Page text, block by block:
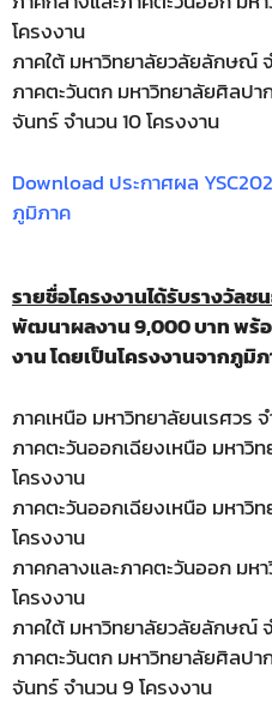
โครงงาน
ภาคใต้ มหาวิทยาลัยวลัยลักษณ์ จ
ภาคตะวันตก มหาวิทยาลัยศิลปา
จันทร์ จำนวน 10 โครงงาน
Download ประกาศผล
ภูมิภาค
รายชื่อโครงงานได้รับรางวัลช
พัฒนาผลงาน9,000บาท พร้
งานโดยเป็นโครงงานจากภูมิ
ภาคเหนือ มหาวิทยาลัยนเรศวร
ภาคตะวันออกเฉียงเหนือ มหาวิ
โครงงาน
ภาคตะวันออกเฉียงเหนือ มหาวิ
โครงงาน
ภาคกลางและภาคตะวันออก มห
โครงงาน
ภาคใต้ มหาวิทยาลัยวลัยลักษณ์
ภาคตะวันตก มหาวิทยาลัยศิลปา
จันทร์ จำนวน 9 โครงงาน